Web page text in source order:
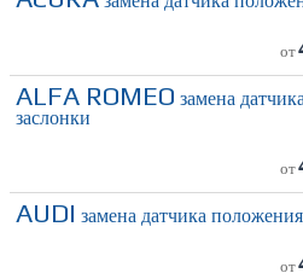
от
ALFA ROMEO замена
заслонки
от
AUDI замена датчика
от